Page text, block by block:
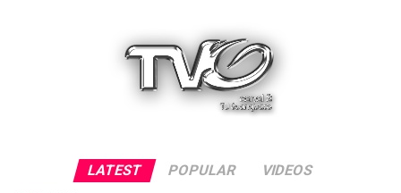
LATEST POPULAR VIDEOS